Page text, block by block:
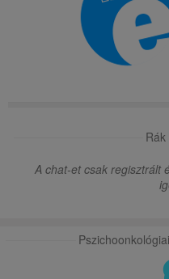
A chat-et csak regisztrált